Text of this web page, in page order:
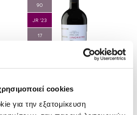
cookies
για την εξατομίκευση
90
JR '23
17
Αλφα - Κτήμα